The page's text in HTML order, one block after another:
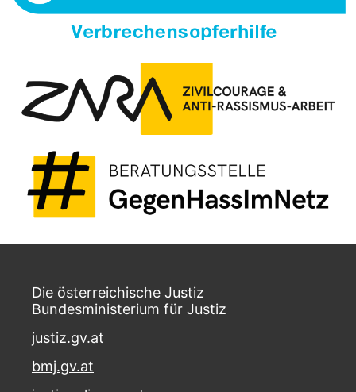
Die österreichische Justiz
Bundesministerium für Justiz
justiz.gv.at
bmj.gv.at